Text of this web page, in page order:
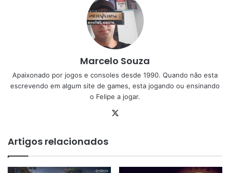
Marcelo Souza
Apaixonado por jogos e consoles desde 1990. Quando não esta
escrevendo em algum site de games, esta jogando ou ensinando
o Felipe a jogar.
Artigos relacionados